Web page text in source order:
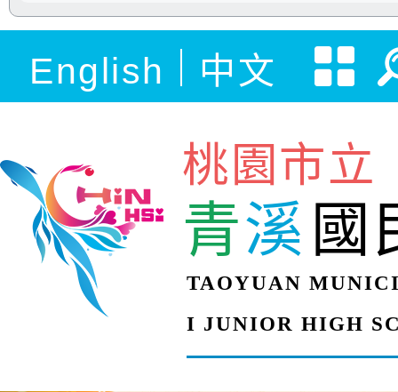
English 中文
桃園市立
青溪 國
TAOYUAN
I JUNIOR HIGH